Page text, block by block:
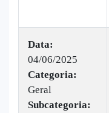
Data:
04/06/2025
Categoria:
Geral
Subcategoria: